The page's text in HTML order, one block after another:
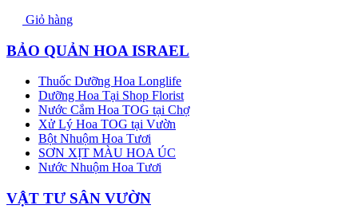
Giỏ hàng
BẢO QUẢN HOA ISRAEL
Thuốc Dưỡng Hoa Longlife
Dưỡng Hoa Tại Shop Florist
Nước Cắm Hoa TOG tại Chợ
Xử Lý Hoa TOG tại Vườn
Bột Nhuộm Hoa Tươi
SƠN XỊT MÀU HOA ÚC
Nước Nhuộm Hoa Tươi
VẬT TƯ SÂN VƯỜN